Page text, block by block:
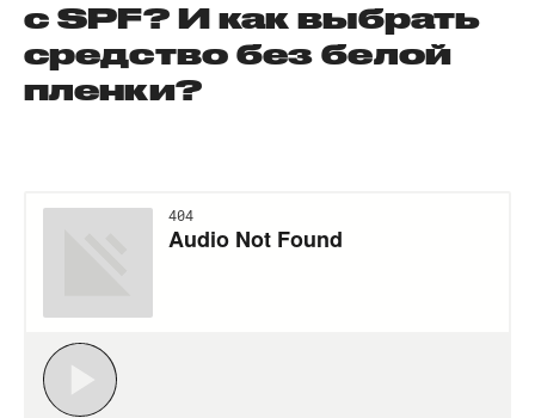
с SPF? И как выбрать
средство без белой
пленки?